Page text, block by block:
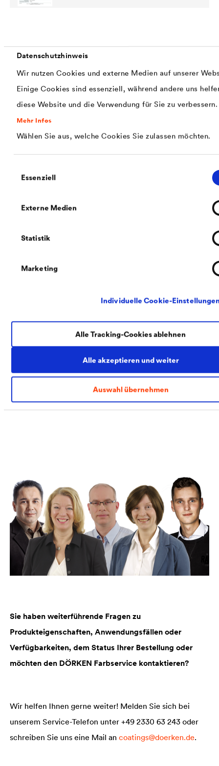
Datenschutzhinweis
Wir nutzen Cookies und externe Medien auf unserer
Einige Cookies sind essenziell, während andere uns
diese Website und die Verwendung für Sie zu verbessern.
Mehr Infos
Wählen Sie aus, welche Cookies Sie zulassen möchten.
Essenziell
Externe Medien
Statistik
Marketing
Individuelle Cookie-
Alle akzeptieren und weiter
Auswahl übernehmen
Alle Tracking-Cookies ablehnen
9.08 W (DE)
PDF | 1,9 MB
PDF | 461 kB
PDF | 858,3 kB
Kontakt
Sie haben weiterführende Fragen zu
Produkteigenschaften, Anwendungsfällen oder
Verfügbarkeiten, dem Status Ihrer Bestellung oder
möchten den DÖRKEN Farbservice kontaktieren?
Wir helfen Ihnen gerne weiter! Melden Sie sich bei
unserem Service-Telefon unter +49 2330 63 243 oder
schreiben Sie uns eine Mail an coatings@doerken.de.